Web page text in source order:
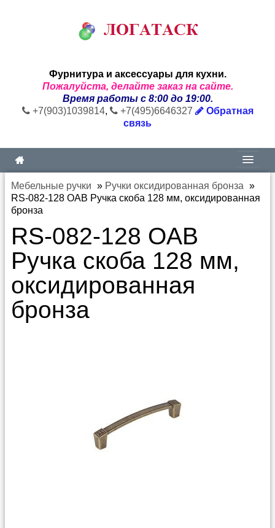
Фурнитура и аксессуары для кухни.
Пожалуйста, делайте заказ на сайте.
Время работы с 8:00 до 19:00.
+7(903)1039814, +7(495)6646327
Обратная
связь
Мебельные ручки » Ручки оксидированная бронза »
RS-082-128 OAB Ручка скоба 128 мм, оксидированная
бронза
RS-082-128 OAB
Ручка скоба 128 мм,
оксидированная
бронза